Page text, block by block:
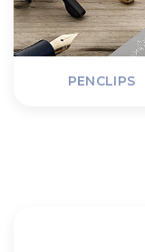
PENCLIPS